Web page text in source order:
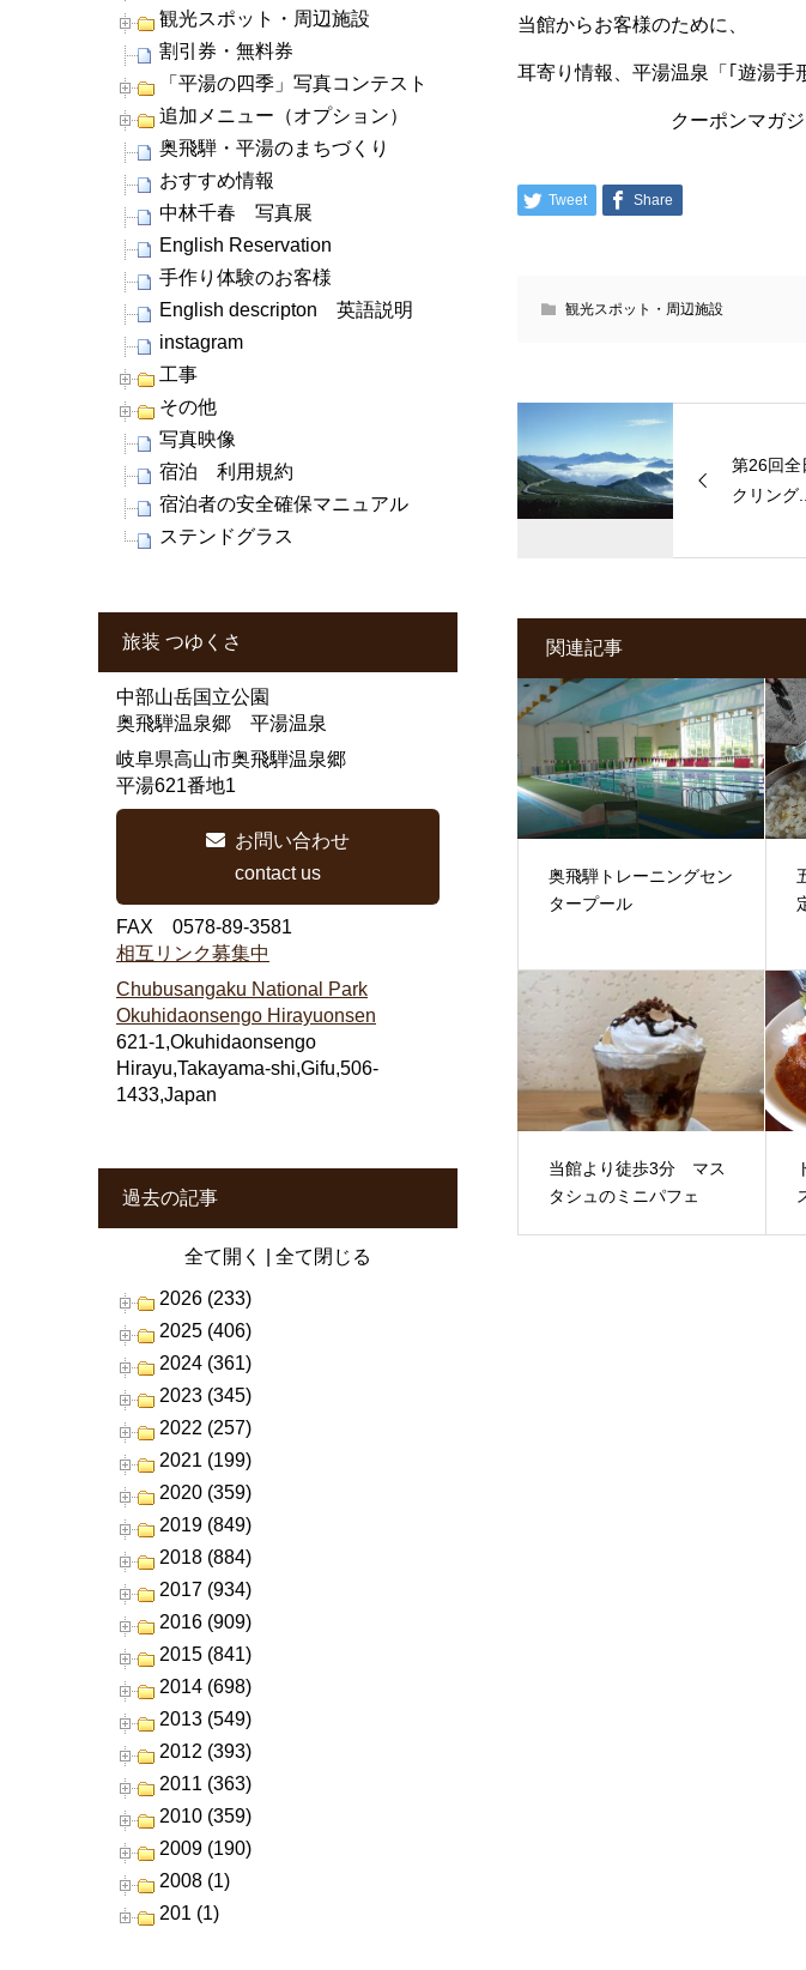
当館からお客様のために、
耳寄り情報、平湯温泉「｢遊湯
クーポンマガジン「奥飛
Tweet Share
観光スポット・周辺施設
第26回全
クリング...
関連記事
奥飛騨トレーニングセン
タープール
当館より徒歩3分 マス
タシュのミニパフェ
観光スポット・周辺施設
割引券・無料券
「平湯の四季」写真コンテスト
追加メニュー（オプション）
奥飛騨・平湯のまちづくり
おすすめ情報
中林千春 写真展
English Reservation
手作り体験のお客様
English descripton 英語説明
instagram
工事
その他
写真映像
宿泊 利用規約
宿泊者の安全確保マニュアル
ステンドグラス
旅装 つゆくさ
中部山岳国立公園
奥飛騨温泉郷 平湯温泉
岐阜県高山市奥飛騨温泉郷
平湯621番地1
お問い合わせ
contact us
FAX 0578-89-3581
相互リンク募集中
Chubusangaku National Park
Okuhidaonsengo Hirayuonsen
621-1,Okuhidaonsengo
Hirayu,Takayama-shi,Gifu,506-
1433,Japan
過去の記事
全て開く 全て閉じる
2026 (233)
2025 (406)
2024 (361)
2023 (345)
2022 (257)
2021 (199)
2020 (359)
2019 (849)
2018 (884)
2017 (934)
2016 (909)
2015 (841)
2014 (698)
2013 (549)
2012 (393)
2011 (363)
2010 (359)
2009 (190)
2008 (1)
201 (1)